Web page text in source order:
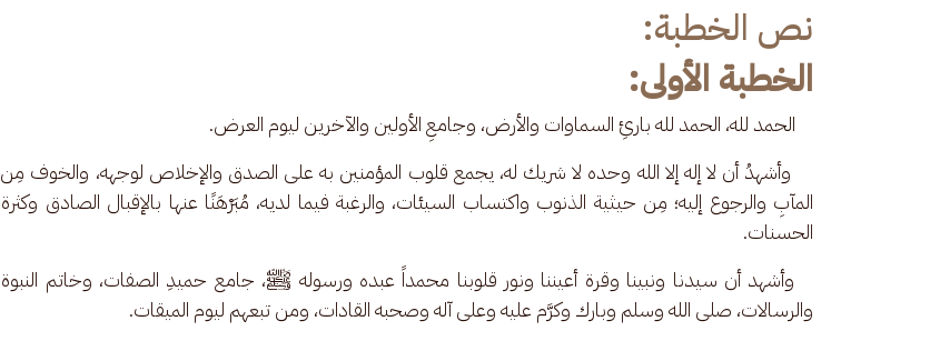
نص الخطبة:
الخطبة الأولى:
الحمد لله، الحمد لله بارئِ السماوات والأرض، وجامعِ الأولين والآخرين ليوم العرض.
وأشهدُ أن لا إله إلا الله وحده لا شريك له، يجمع قلوب المؤمنين به على الصدق والإخلاص لوجهه، والخوف مِن
المآبِ والرجوع إليه؛ مِن حيثية الذنوب واكتساب السيئات، والرغبة فيما لديه، مُبَرْهَنًا عنها بالإقبال الصادق وكثرة
الحسنات.
وأشهد أن سيدنا ونبينا وقرة أعيننا ونور قلوبنا محمداً عبده ورسوله ﷺ، جامع حميدِ الصفات، وخاتم النبوة
والرسالات، صلى الله وسلم وبارك وكرَّم عليه وعلى آله وصحبه القادات، ومن تبعهم ليوم الميقات.